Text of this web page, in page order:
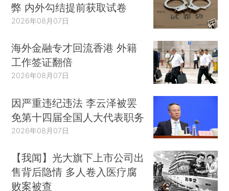
弊 内外勾结提前获取试卷
2026年08月07日
海外金融专才回流香港 外籍
工作签证翻倍
2026年08月07日
因严重违纪违法 李云泽被罢
免第十四届全国人大代表职务
2026年08月07日
【我闻】光大旗下上市公司出
售背后隐情 多人卷入医疗腐
败案被查